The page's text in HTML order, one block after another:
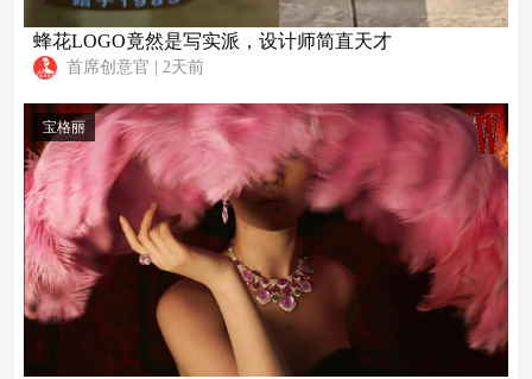
蜂花LOGO竟然是写实派，设计师简直天才
首席创意官 2天前
宝格丽